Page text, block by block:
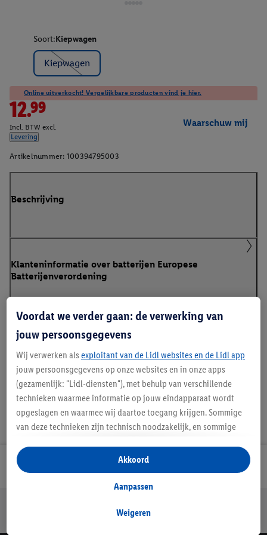
Soort:Kiepwagen
Kiepwagen
Online uitverkocht! Vergelijkbare producten vind je hier.
12.99
Incl. BTW excl.
Levering
Waarschuw mij
Artikelnummer: 100394795003
Beschrijving
Klanteninformatie over batterijen Europese
Batterijenverordening
Klanteninformatie over batterijen Europese
Batterijenverordening
Lidl Nieuwsbrief
Veilig winkelen
Voordat we verder gaan: de verwerking van
jouw persoonsgegevens
Wij verwerken als exploitant van de Lidl websites en de Lidl app
jouw persoonsgegevens op onze websites en in onze apps
(gezamenlijk: "Lidl-diensten"), met behulp van verschillende
technieken waarmee informatie op jouw eindapparaat wordt
opgeslagen en waarmee wij daartoe toegang krijgen. Sommige
van deze technieken zijn technisch noodzakelijk, en sommige
opslaan van voorkeursinstellingen, het verzamelen en
analyseren van statistieken of voor het tonen van
gepersonaliseerde reclame binnen en buiten de Lidl-diensten.
gegevens over jouw aankoopgedrag in de winkel ook voor de
Weigeren
Aanpassen
Akkoord